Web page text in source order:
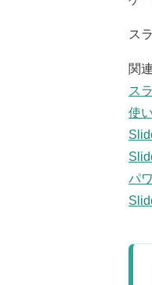
ス
関
ス
使
パ